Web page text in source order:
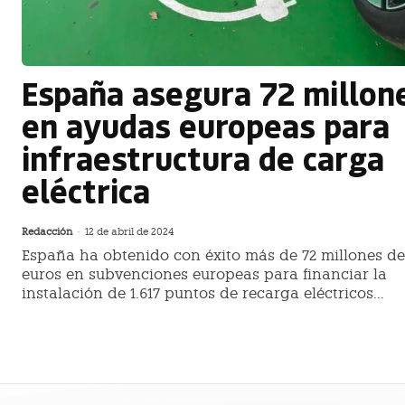
España asegura 72
en ayudas europeas para
infraestructura de carga
eléctrica
Redacción - 12 de abril de 2024
España ha obtenido con éxito más de 72 millones de
euros en subvenciones europeas para financiar la
instalación de 1.617 puntos de recarga eléctricos...